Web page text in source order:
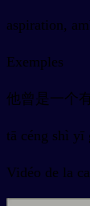
aspiration,
Exemples
他曾是一个
tā céng shì yī
Vidéo de la